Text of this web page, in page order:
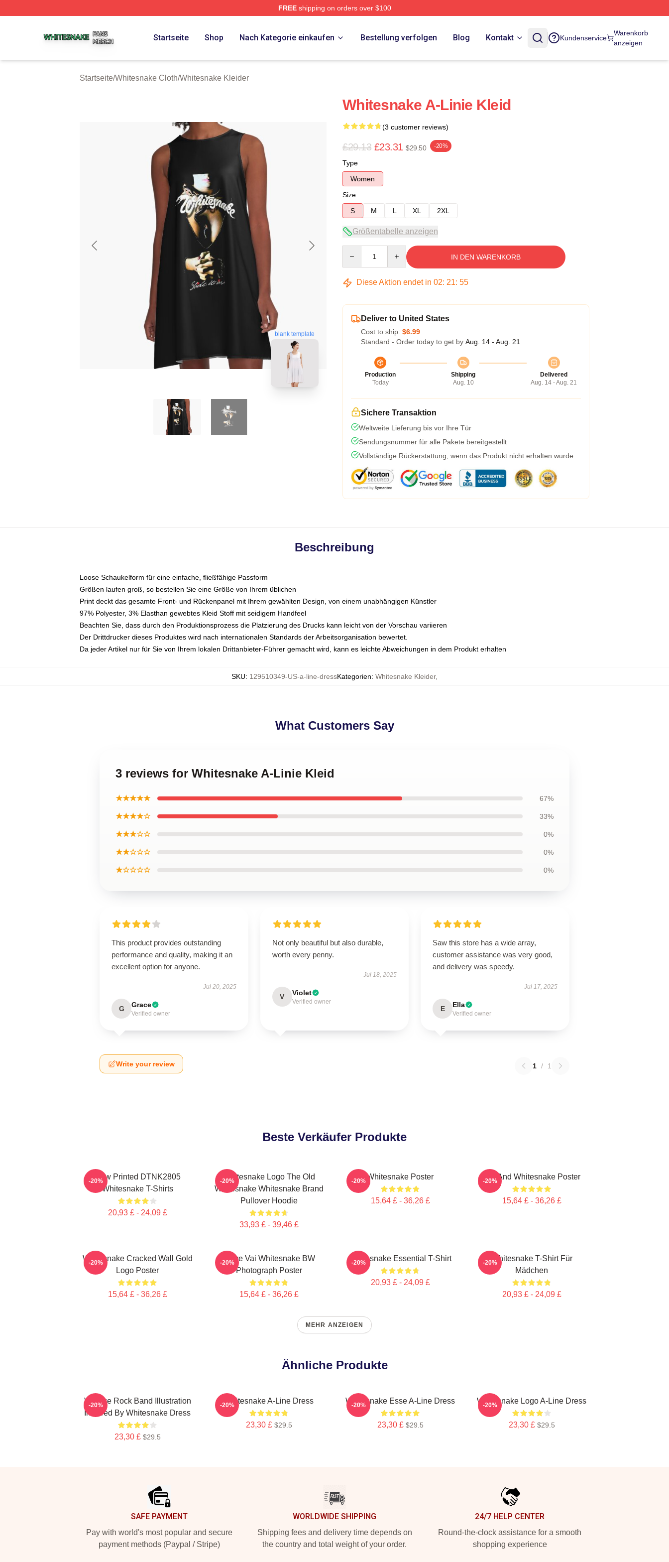
FREEshipping on orders over $100
Startseite Shop Nach Kategorie einkaufen Bestellung verfolgen Blog Kontakt Kundenservice
Warenkorb
anzeigen
Startseite/Whitesnake Cloth/Whitesnake Kleider
blank template
Whitesnake A-Linie Kleid
(3 customer reviews)
£29.13 £23.31 $29.50 -20%
Type
Women
Size
S
M L XL 2XL
Größentabelle anzeigen
IN DEN WARENKORB
Diese Aktion endet in 02: 21: 54
Deliver to United States
Cost to ship: $6.99
Standard - Order today to get by Aug. 14 - Aug. 21
Production
Today
Shipping
Aug. 10
Delivered
Aug. 14 - Aug. 21
Sichere Transaktion
Weltweite Lieferung bis vor Ihre Tür
Sendungsnummer für alle Pakete bereitgestellt
Vollständige Rückerstattung, wenn das Produkt nicht erhalten wurde
Beschreibung
Loose Schaukelform für eine einfache, fließfähige Passform
Größen laufen groß, so bestellen Sie eine Größe von Ihrem üblichen
Print deckt das gesamte Front- und Rückenpanel mit Ihrem gewählten Design, von einem unabhängigen Künstler
97% Polyester, 3% Elasthan gewebtes Kleid Stoff mit seidigem Handfeel
Beachten Sie, dass durch den Produktionsprozess die Platzierung des Drucks kann leicht von der Vorschau variieren
Der Drittdrucker dieses Produktes wird nach internationalen Standards der Arbeitsorganisation bewertet.
Da jeder Artikel nur für Sie von Ihrem lokalen Drittanbieter-Führer gemacht wird, kann es leichte Abweichungen in dem Produkt erhalten
SKU: 129510349-US-a-line-dressKategorien: Whitesnake Kleider,
What Customers Say
3 reviews for Whitesnake A-Linie Kleid
★★★★★ 67%
★★★★☆ 33%
★★★☆☆ 0%
★★☆☆☆ 0%
★☆☆☆☆ 0%
This product provides outstanding
performance and quality, making it an
excellent option for anyone.
Jul 20, 2025
G Grace
Verified owner
Not only beautiful but also durable,
worth every penny.
Jul 18, 2025
V Violet
Verified owner
Saw this store has a wide array,
customer assistance was very good,
and delivery was speedy.
Jul 17, 2025
E Ella
Verified owner
Write your review 1 / 1
Beste Verkäufer Produkte
New Printed DTNK2805
Whitesnake T-Shirts
20,93 £ - 24,09 £
-20%
Whitesnake Logo The Old
Whitesnake Whitesnake Brand
Pullover Hoodie
33,93 £ - 39,46 £
-20% Whitesnake Poster
15,64 £ - 36,26 £
-20% Girl And Whitesnake Poster
15,64 £ - 36,26 £
-20%
Whitesnake Cracked Wall Gold
Logo Poster
15,64 £ - 36,26 £
-20%
Steve Vai Whitesnake BW
Photograph Poster
15,64 £ - 36,26 £
-20% Whitesnake Essential T-Shirt
20,93 £ - 24,09 £
-20%
Whitesnake T-Shirt Für
Mädchen
20,93 £ - 24,09 £
-20%
MEHR ANZEIGEN
Ähnliche Produkte
Vintage Rock Band Illustration
Inspired By Whitesnake Dress
23,30 £ $29.5
-20% Whitesnake A-Line Dress
23,30 £ $29.5
-20% Whitesnake Esse A-Line Dress
23,30 £ $29.5
-20% Whitesnake Logo A-Line Dress
23,30 £ $29.5
-20%
SAFE PAYMENT
Pay with world's most popular and secure
payment methods (Paypal / Stripe)
WORLDWIDE SHIPPING
Shipping fees and delivery time depends on
the country and total weight of your order.
24/7 HELP CENTER
Round-the-clock assistance for a smooth
shopping experience